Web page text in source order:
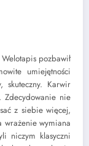
pozbawił
umiejętności
skuteczny. Karwir
nie
z siebie więcej,
wrażenie wymiana
niczym klasyczni